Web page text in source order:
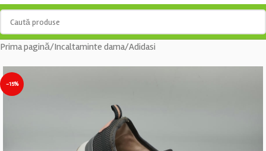
Prima pagină/Incaltaminte dama/Adidasi
-15%